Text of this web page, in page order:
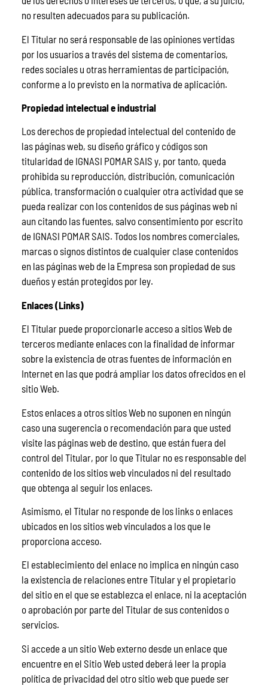
no resulten adecuados para su publicación.
El Titular no será responsable de las opiniones vertidas
por los usuarios a través del sistema de comentarios,
redes sociales u otras herramientas de participación,
conforme a lo previsto en la normativa de aplicación.
Propiedad intelectual e industrial
Los derechos de propiedad intelectual del contenido de
las páginas web, su diseño gráfico y códigos son
titularidad de IGNASI POMAR SAIS y, por tanto, queda
prohibida su reproducción, distribución, comunicación
pública, transformación o cualquier otra actividad que se
pueda realizar con los contenidos de sus páginas web ni
aun citando las fuentes, salvo consentimiento por escrito
de IGNASI POMAR SAIS. Todos los nombres comerciales,
marcas o signos distintos de cualquier clase contenidos
en las páginas web de la Empresa son propiedad de sus
dueños y están protegidos por ley.
Enlaces (Links)
El Titular puede proporcionarle acceso a sitios Web de
terceros mediante enlaces con la finalidad de informar
sobre la existencia de otras fuentes de información en
Internet en las que podrá ampliar los datos ofrecidos en el
sitio Web.
Estos enlaces a otros sitios Web no suponen en ningún
caso una sugerencia o recomendación para que usted
visite las páginas web de destino, que están fuera del
control del Titular, por lo que Titular no es responsable del
contenido de los sitios web vinculados ni del resultado
que obtenga al seguir los enlaces.
Asimismo, el Titular no responde de los links o enlaces
ubicados en los sitios web vinculados a los que le
proporciona acceso.
El establecimiento del enlace no implica en ningún caso
la existencia de relaciones entre Titular y el propietario
del sitio en el que se establezca el enlace, ni la aceptación
o aprobación por parte del Titular de sus contenidos o
servicios.
Si accede a un sitio Web externo desde un enlace que
encuentre en el Sitio Web usted deberá leer la propia
política de privacidad del otro sitio web que puede ser